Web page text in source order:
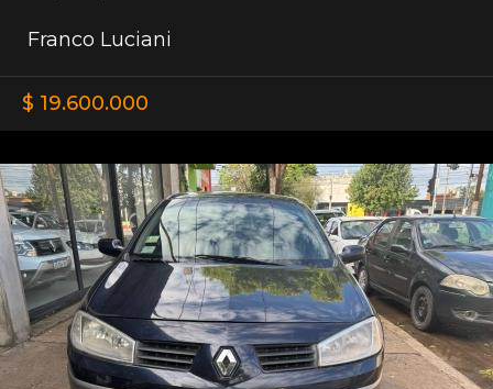
Franco Luciani
$ 19.600.000